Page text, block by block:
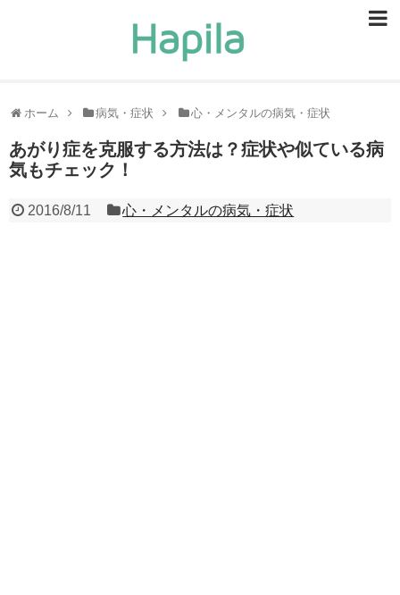
ホーム 病気・症状 心・メンタルの病気・症状
あがり症を克服する方法は？症状や似ている病
気もチェック！
2016/8/11 心・メンタルの病気・症状
ヘアケア
ヘルスケア
食事・食べ物